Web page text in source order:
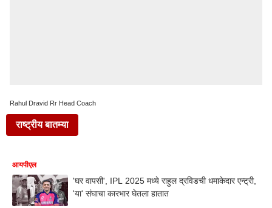
Rahul Dravid Rr Head Coach
राष्ट्रीय बातम्या
आयपीएल
'घर वापसी', IPL 2025 मध्ये राहुल द्रविडची धमाकेदार एन्ट्री,
'या' संघाचा कारभार घेतला हातात